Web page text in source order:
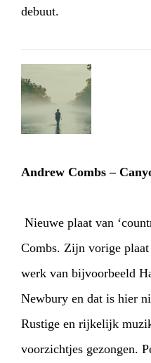
ARTDIVISION
INFOWEBSHOP
debuut.
Andrew Combs –
Nieuwe plaat van
Combs. Zijn vorige
werk van bijvoorbeeld
Newbury en dat is hier
Rustige en rijkelijk
voorzichtjes gezongen.